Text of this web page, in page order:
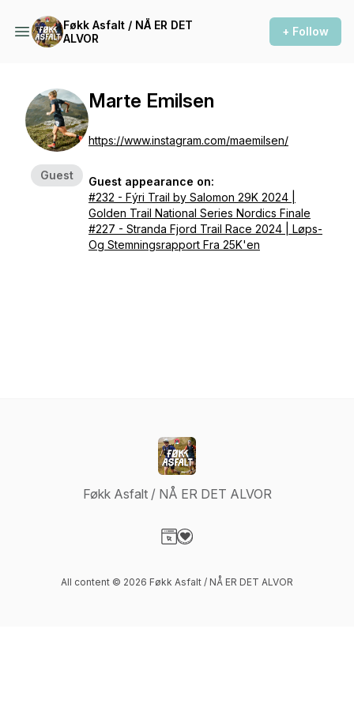
Føkk Asfalt / NÅ ER DET
ALVOR
+ Follow
Guest
Marte Emilsen
https://www.instagram.com/maemilsen/
Guest appearance on:
#232 - Fýri Trail by Salomon 29K 2024 |
Golden Trail National Series Nordics Finale
#227 - Stranda Fjord Trail Race 2024 | Løps-
Og Stemningsrapport Fra 25K'en
Føkk Asfalt / NÅ ER DET ALVOR
All content © 2026 Føkk Asfalt / NÅ ER DET ALVOR